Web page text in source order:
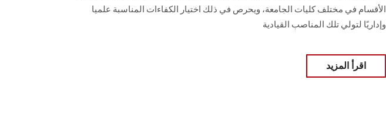
الأقسام في مختلف كليات الجامعة، ويحرص في ذلك اختيار الكفاءات المناسبة علميا
وإداريًا لتولي تلك المناصب القيادية
اقرأ المزيد